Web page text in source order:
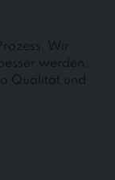
Wir
werden.
Qualität und